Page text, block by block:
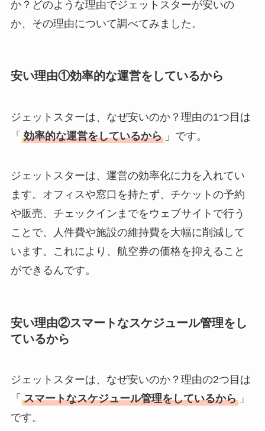
か？どのような理由でジェットスターが安いの
か、その理由について調べてみました。
安い理由①効率的な運営をしているから
ジェットスターは、なぜ安いのか？理由の1つ目は
「 効率的な運営をしているから 」です。
ジェットスターは、運営の効率化に力を入れてい
ます。オフィスや窓口を持たず、チケットの予約
や販売、チェックインまでをウェブサイトで行う
ことで、人件費や施設の維持費を大幅に削減して
います。これにより、航空券の価格を抑えること
ができるんです。
安い理由②スマートなスケジュール管理をし
ているから
ジェットスターは、なぜ安いのか？理由の2つ目は
「 スマートなスケジュール管理をしているから 」
です。